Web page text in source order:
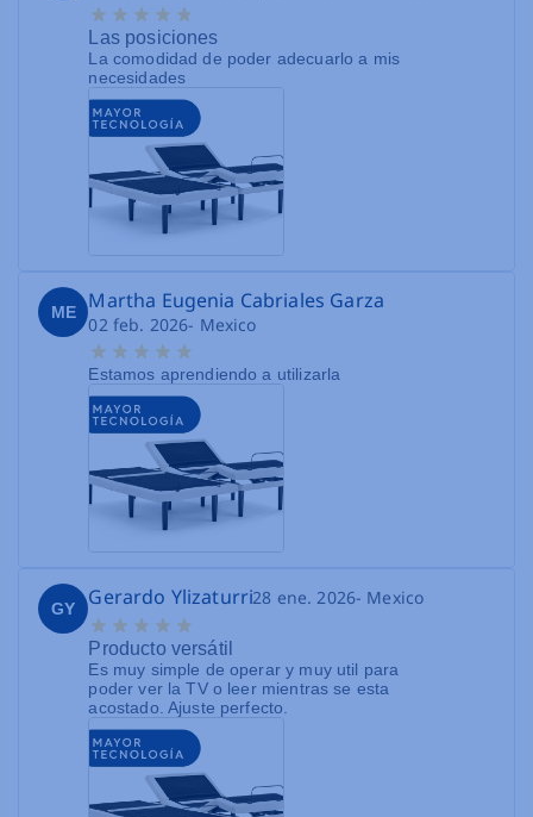
Las posiciones
La comodidad de poder adecuarlo a mis
necesidades
ME Martha Eugenia Cabriales Garza
02 feb. 2026- Mexico
Estamos aprendiendo a utilizarla
GY Gerardo Ylizaturri28 ene. 2026- Mexico
Producto versátil
Es muy simple de operar y muy util para
poder ver la TV o leer mientras se esta
acostado. Ajuste perfecto.